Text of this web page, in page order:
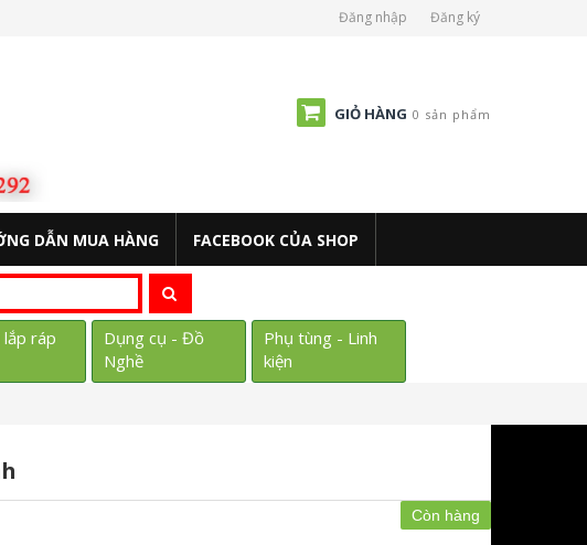
Đăng nhập Đăng ký
GIỎ HÀNG 0 sản phẩm
DẪN MUA HÀNG FACEBOOK CỦA SHOP
ráp
Dụng cụ - Đồ
Nghề
Phụ tùng - Linh
kiện
Còn hàng